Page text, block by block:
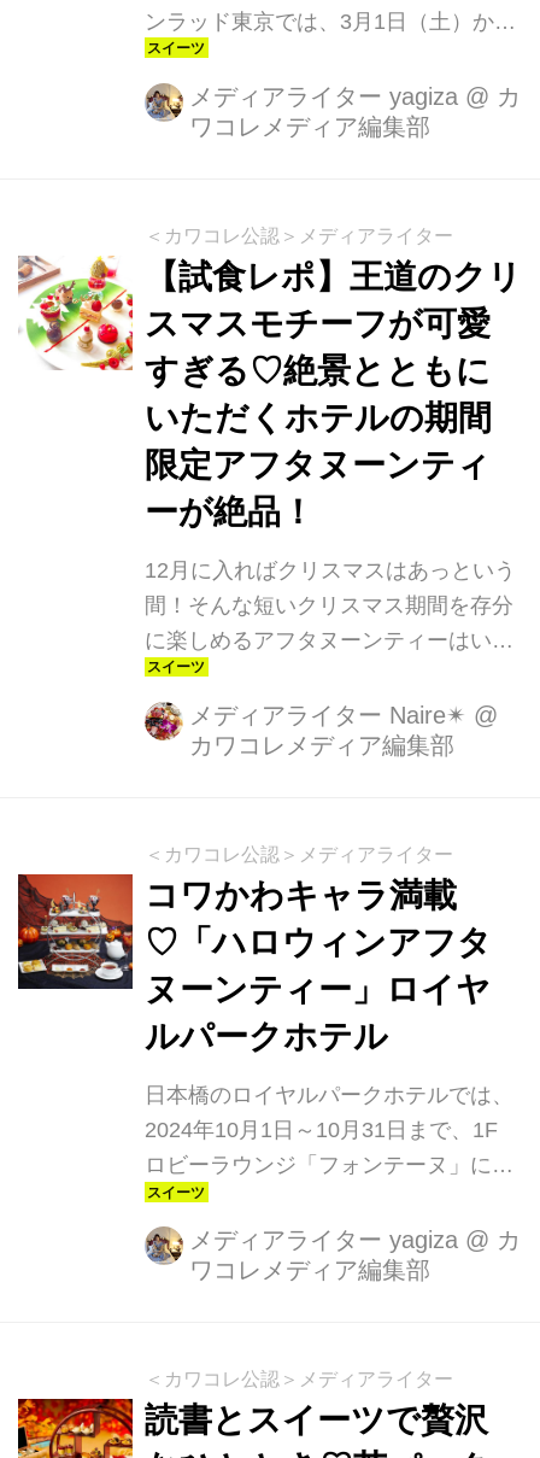
ンラッド東京では、3月1日（土）から
期間限定で「桜ストロベリー・アフタ
ヌーンティー “ブルーム”」を開催しま
す。桜の花びらが舞うようなかれんな
ムが待っています！
メディアライター yagiza @ カ
ワコレメディア編集部
＜カワコレ公認＞メディアライター
【試食レポ】王道のクリ
スマスモチーフが可愛
すぎる♡絶景とともに
いただくホテルの期間
限定アフタヌーンティ
ーが絶品！
12月に入ればクリスマスはあっという
間！そんな短いクリスマス期間を存分
に楽しめるアフタヌーンティーはいか
がでしょう？緑豊かな景色を見渡しな
がら優雅にいただく、ホテルのクリス
マスアフタヌーンティーをご紹介しま
メディアライター Naire✴︎ @
カワコレメディア編集部
＜カワコレ公認＞メディアライター
コワかわキャラ満載
♡「ハロウィンアフタ
ヌーンティー」ロイヤ
ルパークホテル
日本橋のロイヤルパークホテルでは、
2024年10月1日～10月31日まで、1F
ロビーラウンジ「フォンテーヌ」に
て、期間限定の「ハロウィンアフタヌ
ーンティー」が楽しめます。黒猫やオ
バケ、おおかみ男など、コワかわいい
メディアライター yagiza @ カ
ワコレメディア編集部
＜カワコレ公認＞メディアライター
読書とスイーツで贅沢